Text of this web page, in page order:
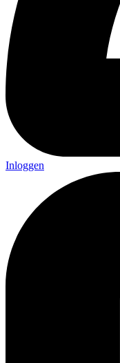
Inloggen